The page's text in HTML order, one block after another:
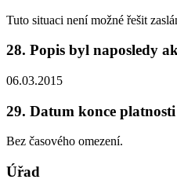
Tuto situaci není možné řešit
28. Popis byl naposledy
06.03.2015
29. Datum konce
Bez časového omezení.
Úřad